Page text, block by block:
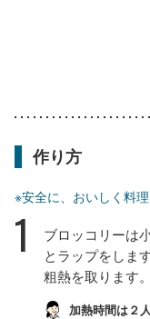
作り方
※安全に、おいしく料
1
ブロッコリーは
とラップをしま
粗熱を取ります。
加熱時間は２